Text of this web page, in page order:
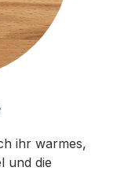
ihr warmes,
und die